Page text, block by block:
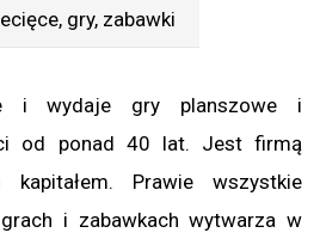
, gry, zabawki
i wydaje gry planszowe i
od ponad 40 lat. Jest firmą
Prawie wszystkie
i zabawkach wytwarza w